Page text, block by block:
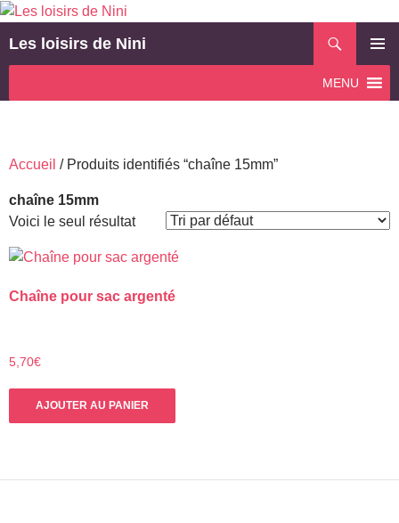
Aller
contenu
Les loisirs de Nini
MENU
MENU
Accueil / Produits identifiés “chaîne 15mm”
chaîne 15mm
Voici le seul résultat
Chaîne pour sac argenté
5,70€
AJOUTER AU PANIER